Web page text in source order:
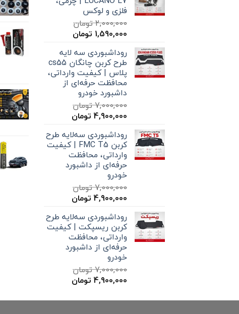
فلزی و لوکس
2,000,000تومان
قیمت
2,000,000 تومان
بود.
1,590,000 تومان
1,590,000 تومان
است.
روداشبوردی سه‌ لایه
طرح کربن چانگان cs55
پلاس | کیفیت وارداتی،
محافظت حرفه‌ای از
داشبورد خودرو
7,000,000تومان
قیمت
7,000,000 تومان
بود.
4,900,000 تومان
است.
روداشبوردی سه‌لایه طرح
کربن FMC T5 | کیفیت
وارداتی، محافظت
حرفه‌ای از داشبورد
خودرو
7,000,000تومان
قیمت
7,000,000 تومان
بود.
4,900,000 تومان
است.
روداشبوردی سه‌لایه طرح
کربن ریسپکت | کیفیت
وارداتی، محافظت
حرفه‌ای از داشبورد
خودرو
7,000,000تومان
قیمت
7,000,000 تومان
4,900,000 تومان
4,900,000 تومان